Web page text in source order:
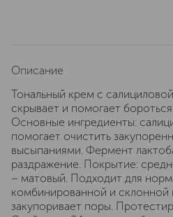
Описание
Тональный крем с
скрывает и помогает
Основные ингредиенты:
помогает очистить
высыпаниями. Фермент
раздражение. Покрытие:
– матовый. Подходит для
комбинированной и
закупоривает поры.